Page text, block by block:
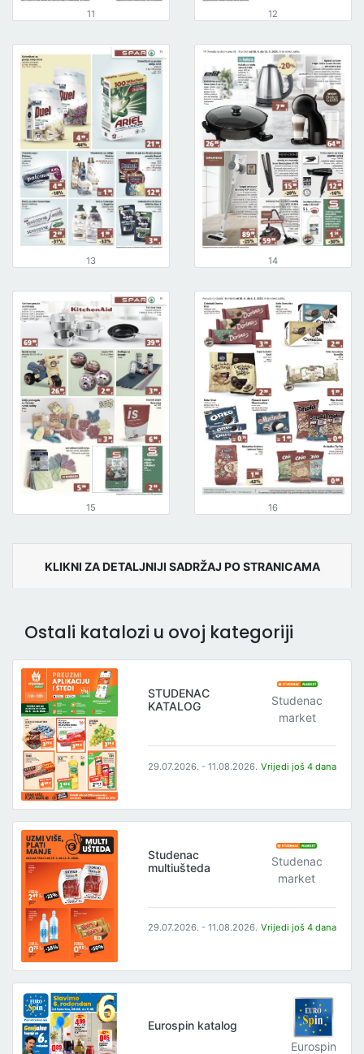
11 12
13 14
15 16
KLIKNI ZA DETALJNIJI SADRŽAJ PO STRANICAMA
Ostali katalozi u ovoj kategoriji
STUDENAC
KATALOG
Studenac
market
29.07.2026. - 11.08.2026. Vrijedi još 4 dana
Studenac
multiušteda
Studenac
market
29.07.2026. - 11.08.2026. Vrijedi još 4 dana
Eurospin katalog
Eurospin